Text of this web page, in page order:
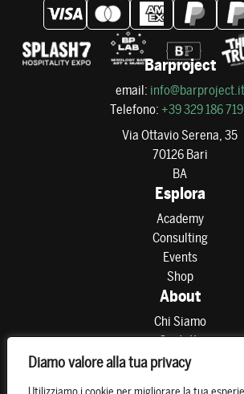
Diamo valore alla tua privacy
Barproject
email: info@barproject.it
Telefono: +39 329 186
Via Ottavio Serena, 35
70126 Bari
BA
Esplora
Academy
Consulting
Events
Shop
About
Chi Siamo
Contatti
Partner